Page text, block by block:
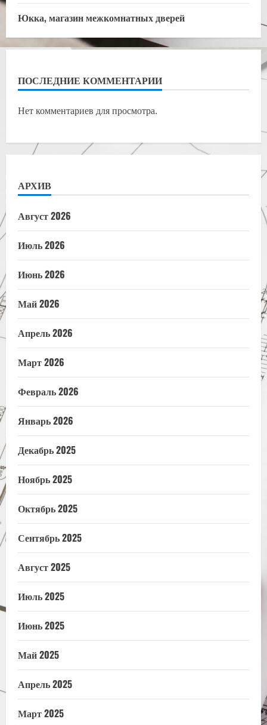
Юкка, магазин межкомнатных дверей
ПОСЛЕДНИЕ КОММЕНТАРИИ
Нет комментариев для просмотра.
АРХИВ
Август 2026
Июль 2026
Июнь 2026
Май 2026
Апрель 2026
Март 2026
Февраль 2026
Январь 2026
Декабрь 2025
Ноябрь 2025
Октябрь 2025
Сентябрь 2025
Август 2025
Июль 2025
Июнь 2025
Май 2025
Апрель 2025
Март 2025